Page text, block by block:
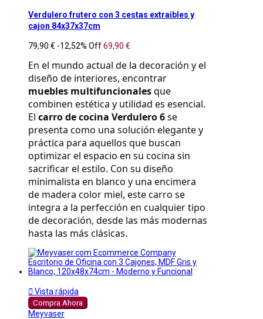
Verdulero frutero con 3 cestas extraibles y
cajon 84x37x37cm
79,90 € -12,52% Off69,90 €
En el mundo actual de la decoración y el
muebles multifuncionales que
combinen estética y utilidad es esencial.
El carro de cocina Verdulero 6 se
presenta como una solución elegante y
práctica para aquellos que buscan
optimizar el espacio en su cocina sin
sacrificar el estilo. Con su diseño
minimalista en blanco y una encimera
de madera color miel, este carro se
integra a la perfección en cualquier tipo
de decoración, desde las más modernas
hasta las más clásicas.
 Vista rápida
Compra Ahora
Meyvaser